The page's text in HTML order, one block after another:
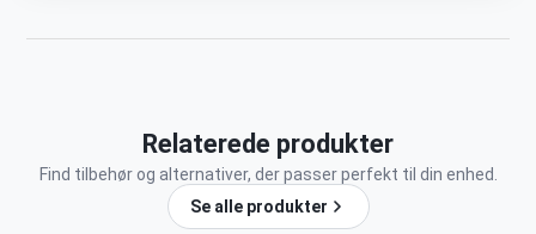
Relaterede produkter
Find tilbehør og alternativer, der passer perfekt til din enhed.
Se alle produkter